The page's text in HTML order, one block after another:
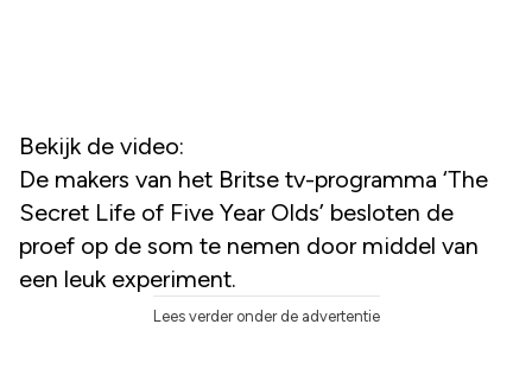
Bekijk de video:
De makers van het Britse tv-programma ‘The
Secret Life of Five Year Olds’ besloten de
proef op de som te nemen door middel van
een leuk experiment.
Lees verder onder de advertentie